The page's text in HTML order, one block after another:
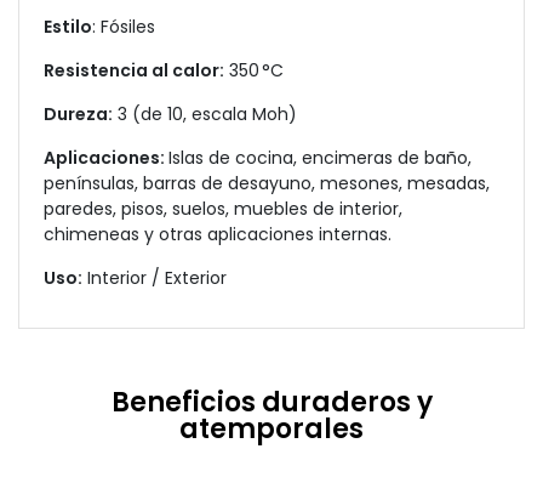
Estilo: Fósiles
Resistencia al calor: 350 °C
Dureza: 3 (de 10, escala Moh)
Aplicaciones: Islas de cocina, encimeras de baño,
penínsulas, barras de desayuno, mesones, mesadas,
paredes, pisos, suelos, muebles de interior,
chimeneas y otras aplicaciones internas.
Uso: Interior / Exterior
Beneficios duraderos y
atemporales